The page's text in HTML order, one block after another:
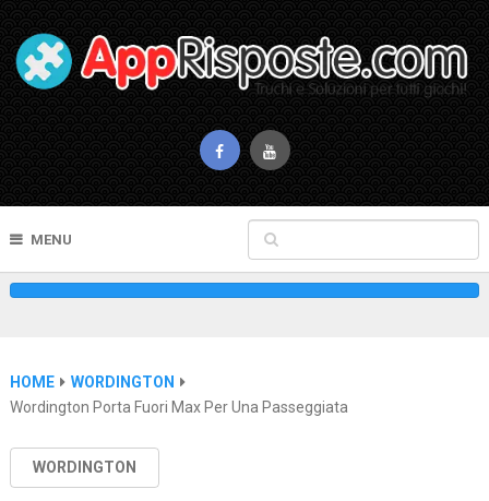
MENU
HOME
WORDINGTON
Wordington Porta Fuori Max Per Una Passeggiata
WORDINGTON